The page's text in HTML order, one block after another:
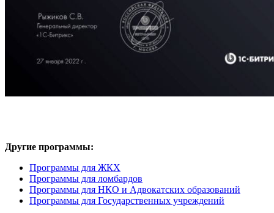
Другие программы:
Программы для ЖКХ
Программы для ломбардов
Программы для НКО и Адвокатских образований
Программы для Государственных учреждений